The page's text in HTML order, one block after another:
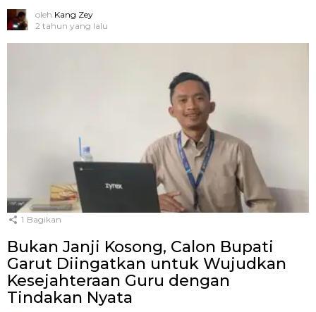
oleh Kang Zey
2 tahun yang lalu
1 Bagikan
Bukan Janji Kosong, Calon Bupati
Garut Diingatkan untuk Wujudkan
Kesejahteraan Guru dengan
Tindakan Nyata